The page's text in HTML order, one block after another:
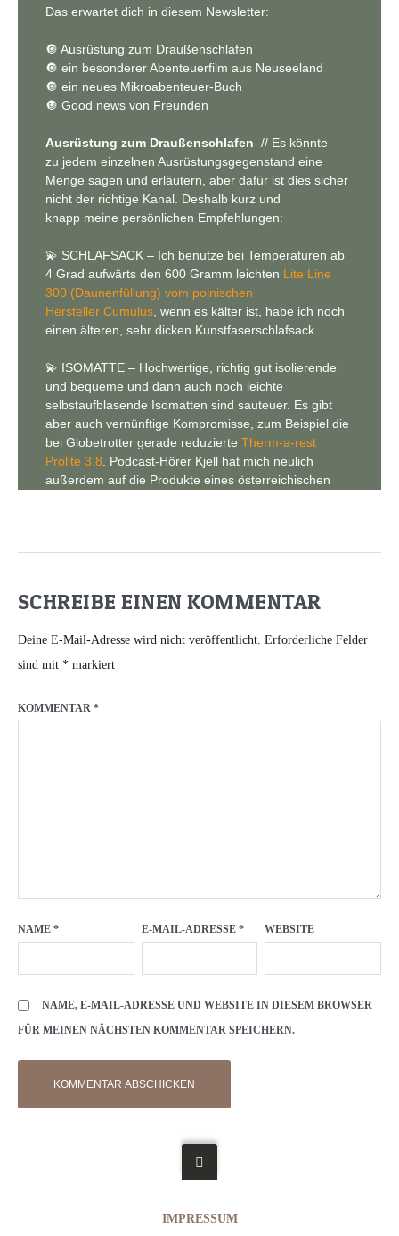
SCHREIBE EINEN KOMMENTAR
Deine E-Mail-Adresse wird nicht veröffentlicht. Erforderliche Felder
sind mit * markiert
KOMMENTAR *
NAME * E-MAIL-ADRESSE * WEBSITE
NAME, E-MAIL-ADRESSE UND WEBSITE IN DIESEM BROWSER
FÜR MEINEN NÄCHSTEN KOMMENTAR SPEICHERN.
IMPRESSUM